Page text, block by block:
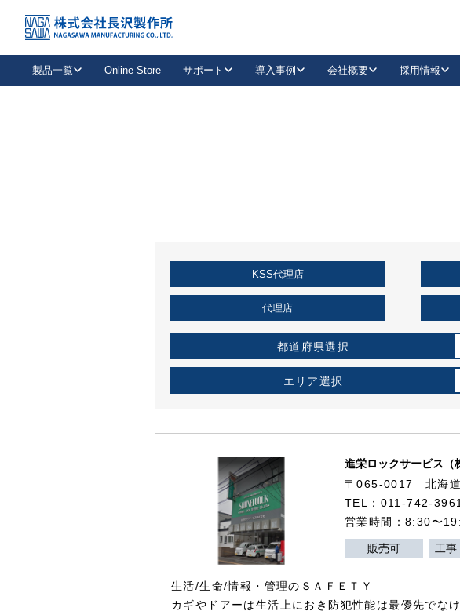
製品一覧
キーレックスを品番からお探しいただけます。
Online Store サポート
取扱店情報
お役立ち情報
導入事例
企業様採用事例
会社概要 採用情報
KSS加盟店・取扱店情報
店舗一覧
KSS代理店
代理店
都道府県選択
エリア選択
進栄ロックサービス（
〒065-0017 北海道
TEL：011-742-
営業時間：8:30〜
販売可 工
生活/生命/情報・管理のＳＡＦＥＴＹ
カギやドアーは生活上におき防犯性能は最優先でな